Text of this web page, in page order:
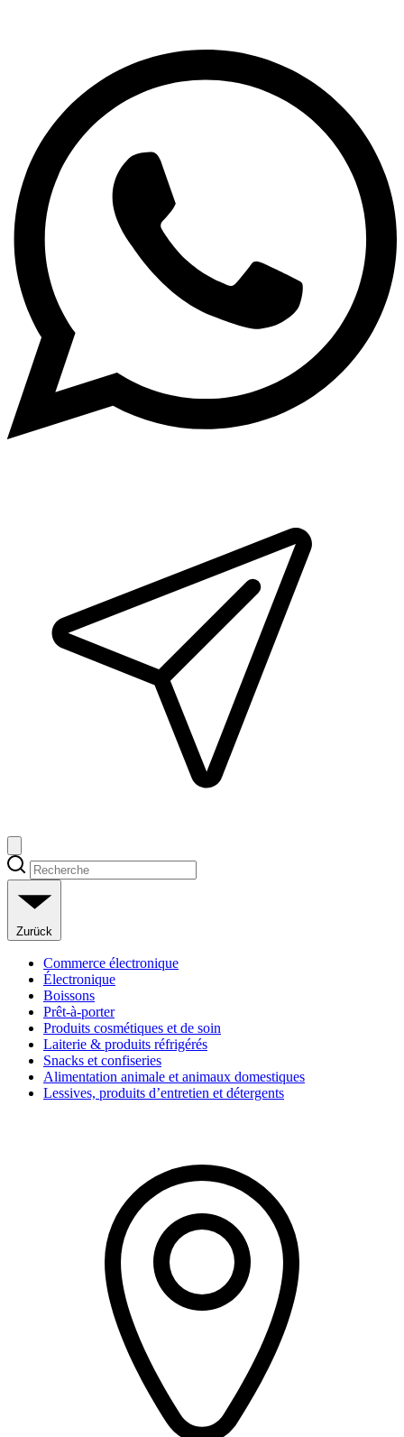
Zurück
Commerce électronique
Électronique
Boissons
Prêt-à-porter
Produits cosmétiques et de soin
Laiterie & produits réfrigérés
Snacks et confiseries
Alimentation animale et animaux domestiques
Lessives, produits d’entretien et détergents